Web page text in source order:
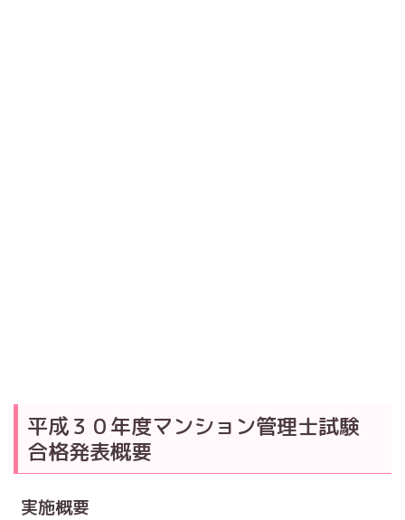
平成３０年度マンション管理士試験
合格発表概要
実施概要